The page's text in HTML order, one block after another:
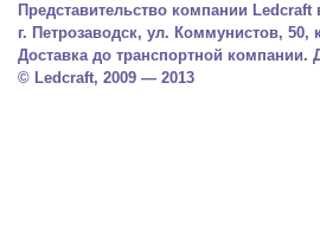
Представительство компании Ledcraft
г. Петрозаводск, ул. Коммунистов, 50,
Доставка до транспортной компании.
© Ledcraft, 2009 — 2013